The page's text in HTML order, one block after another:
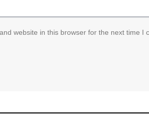
website in this browser for the next time I